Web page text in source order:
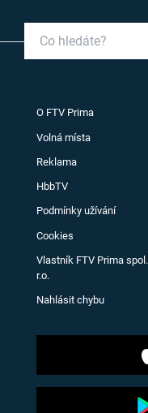
O FTV Prima
Volná místa
Reklama
HbbTV
Podmínky užívání
Cookies
Vlastník FTV Prima
r.o.
Nahlásit chybu